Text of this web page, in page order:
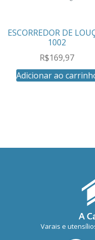
ESCORREDOR DE
1002
R$169,97
Adicionar ao
Varais e